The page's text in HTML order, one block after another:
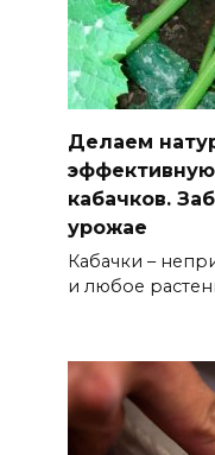
Делаем
кабачков.
урожае
Кабачки –
и любое